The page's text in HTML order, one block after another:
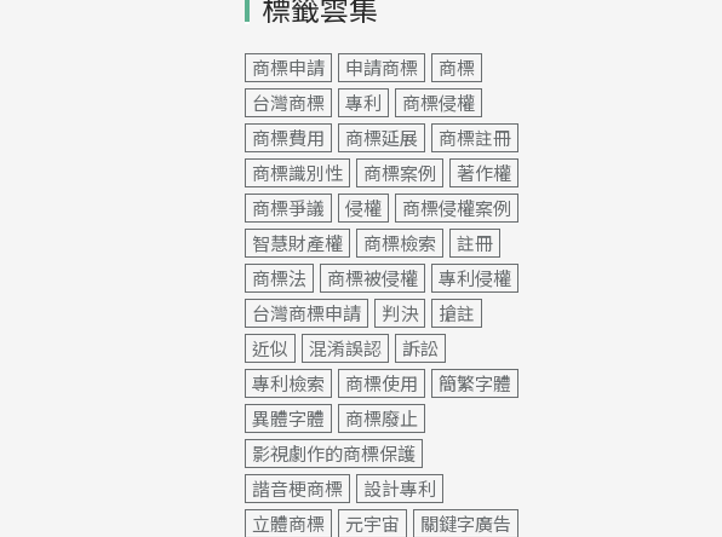
商標申請 申請商標
商標
台灣商標
專利
商標侵權
商標費用
商標延展
商標註冊
商標識別性
商標案例
著作權
商標爭議
侵權
商標侵權案例
智慧財產權
商標檢索
註冊
商標法
商標被侵權
專利侵權
台灣商標申請
判決
搶註
近似
混淆誤認
訴訟
專利檢索
商標使用
簡繁字體
異體字體
商標廢止
影視劇作的商標保護
諧音梗商標
設計專利
立體商標
元宇宙
關鍵字廣告